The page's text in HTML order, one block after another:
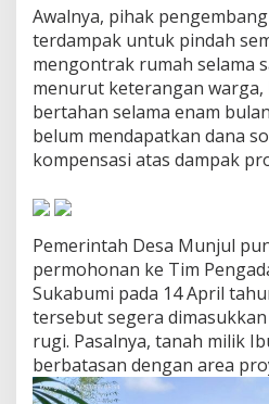
L
m
b
a
n
n
y
a
a
n
a
n
a
n
P
Awalnya, pihak
terdampak untuk pindah
mengontrak rumah selama
menurut keterangan
bertahan selama enam
belum mendapatkan dana
kompensasi atas dampak
Pemerintah Desa Munjul
permohonan ke Tim
Sukabumi pada 14 April
tersebut segera
rugi. Pasalnya, tanah milik
berbatasan dengan area